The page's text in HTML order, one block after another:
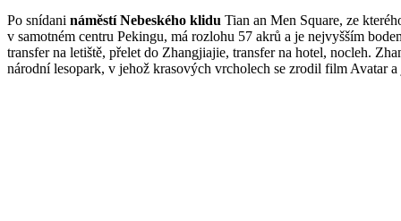
Po snídani náměstí Nebeského klidu Tian an Men Square, ze
v samotném centru Pekingu, má rozlohu 57 akrů a je nejvyšším
transfer na letiště, přelet do Zhangjiajie, transfer na hotel, nocleh.
národní lesopark, v jehož krasových vrcholech se zrodil film Avatar